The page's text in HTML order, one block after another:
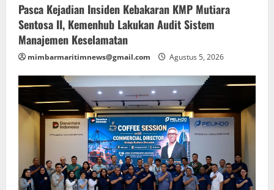
Pasca Kejadian Insiden Kebakaran KMP Mutiara
Sentosa II, Kemenhub Lakukan Audit Sistem
Manajemen Keselamatan
mimbarmaritimnews@gmail.com Agustus 5, 2026